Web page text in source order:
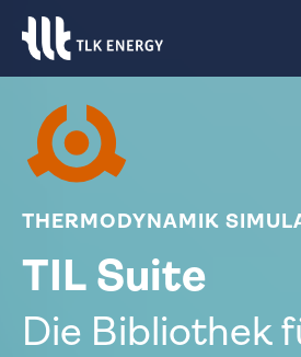
THERMODYNAMIK
TIL Suite
Die Bibliothek